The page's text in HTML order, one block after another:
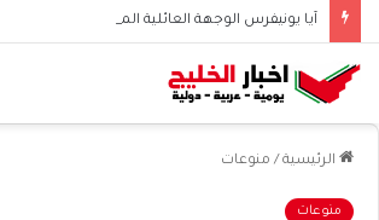
آيا يونيفرس الوجهة العائلية المثالية للترفيه
الرئيسية / منوعات
منوعات